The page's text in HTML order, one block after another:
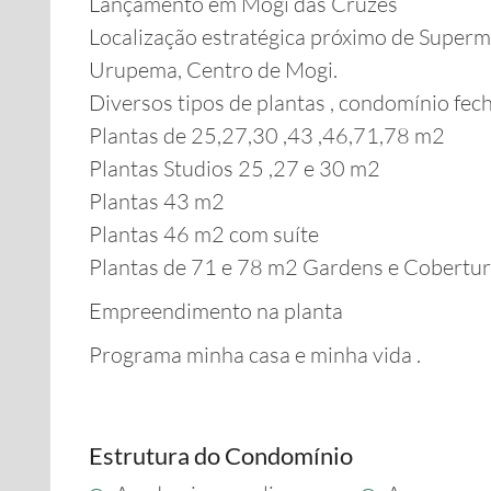
Localização estratégica próximo de
Urupema, Centro de Mogi.
Diversos tipos de plantas , condomínio
Plantas de 25,27,30 ,43 ,46,71,78 m2
Plantas Studios 25 ,27 e 30 m2
Plantas 43 m2
Plantas 46 m2 com suíte
Plantas de 71 e 78 m2 Gardens e
Empreendimento na planta
Programa minha casa e minha vida .
Estrutura do Condomínio